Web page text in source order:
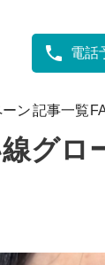
電話
ン記事一覧
グロ